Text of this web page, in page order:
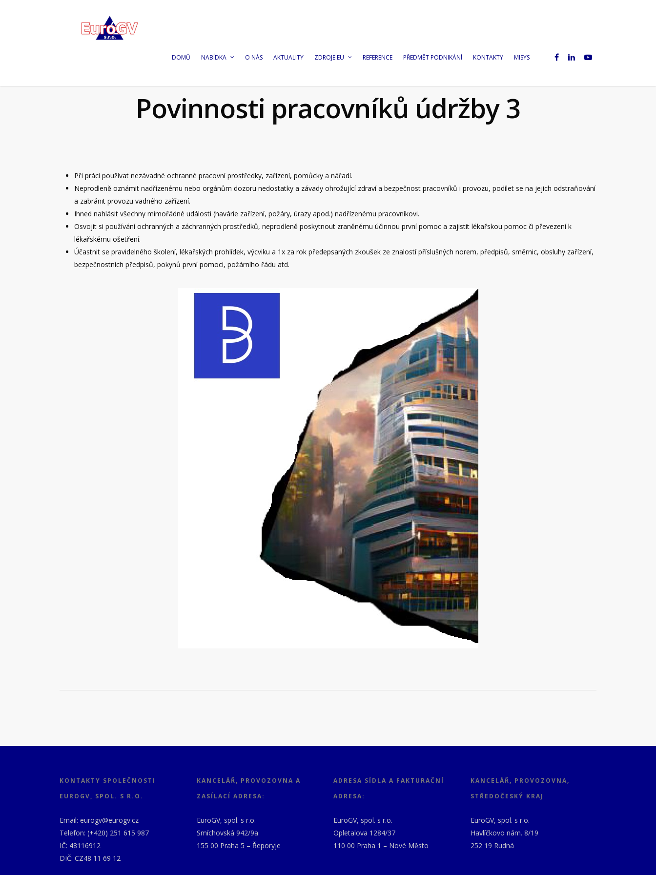
DOMŮ NABÍDKA O NÁS AKTUALITY ZDROJE EU REFERENCE PŘEDMĚT PODNIKÁNÍ KONTAKTY MISYS
Povinnosti pracovníků údržby 3
Při práci používat nezávadné ochranné pracovní prostředky, zařízení, pomůcky a nářadí.
Neprodleně oznámit nadřízenému nebo orgánům dozoru nedostatky a závady ohrožující zdraví a bezpečnost pracovníků i provozu, podílet se na jejich odstraňování
a zabránit provozu vadného zařízení.
Ihned nahlásit všechny mimořádné události (havárie zařízení, požáry, úrazy apod.) nadřízenému pracovníkovi.
Osvojit si používání ochranných a záchranných prostředků, neprodleně poskytnout zraněnému účinnou první pomoc a zajistit lékařskou pomoc či převezení k
lékařskému ošetření.
Účastnit se pravidelného školení, lékařských prohlídek, výcviku a 1x za rok předepsaných zkoušek ze znalostí příslušných norem, předpisů, směrnic, obsluhy zařízení,
bezpečnostních předpisů, pokynů první pomoci, požárního řádu atd.
KONTAKTY SPOLEČNOSTI
EUROGV, SPOL. S R.O.
Email: eurogv@eurogv.cz
Telefon: (+420) 251 615 987
IČ: 48116912
DIČ: CZ48 11 69 12
KANCELÁŘ, PROVOZOVNA A
ZASÍLACÍ ADRESA:
EuroGV, spol. s r.o.
Smíchovská 942/9a
155 00 Praha 5 – Řeporyje
ADRESA SÍDLA A FAKTURAČNÍ
ADRESA:
EuroGV, spol. s r.o.
Opletalova 1284/37
110 00 Praha 1 – Nové Město
KANCELÁŘ, PROVOZOVNA,
STŘEDOČESKÝ KRAJ
EuroGV, spol. s r.o.
Havlíčkovo nám. 8/19
252 19 Rudná